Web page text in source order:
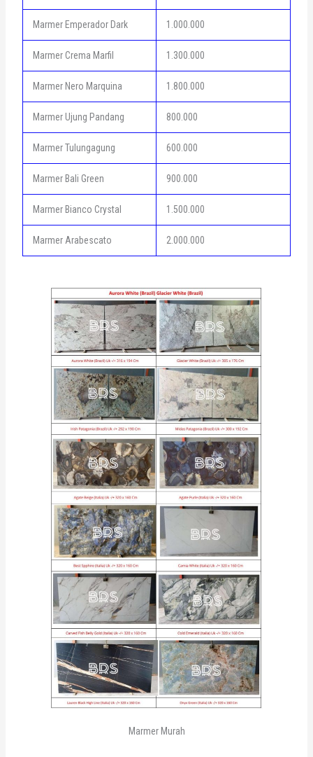
Marmer Emperador Dark 1.000.000
Marmer Crema Marfil 1.300.000
Marmer Nero Marquina 1.800.000
Marmer Ujung Pandang 800.000
Marmer Tulungagung 600.000
Marmer Bali Green 900.000
Marmer Bianco Crystal 1.500.000
Marmer Arabescato 2.000.000
Marmer Murah